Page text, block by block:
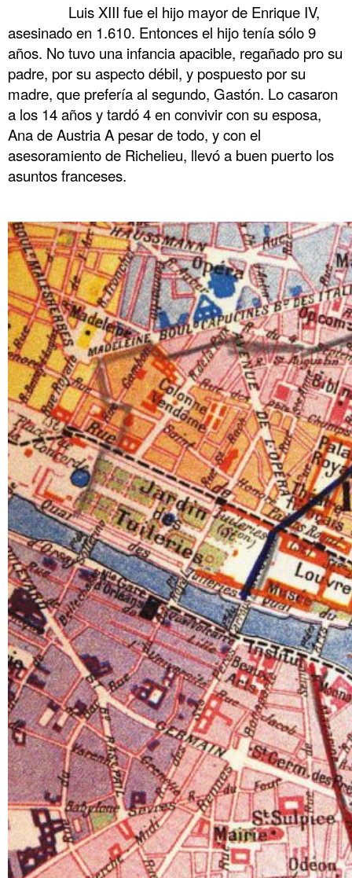
Luis XIII fue el hijo mayor de Enrique IV,
asesinado en 1.610. Entonces el hijo tenía sólo 9
años. No tuvo una infancia apacible, regañado pro su
padre, por su aspecto débil, y pospuesto por su
madre, que prefería al segundo, Gastón. Lo casaron
a los 14 años y tardó 4 en convivir con su esposa,
Ana de Austria A pesar de todo, y con el
asesoramiento de Richelieu, llevó a buen puerto los
asuntos franceses.